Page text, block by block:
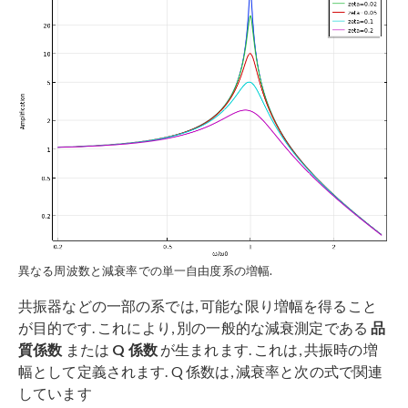
異なる周波数と減衰率での単一自由度系の増幅.
共振器などの一部の系では, 可能な限り増幅を得ること
が目的です. これにより, 別の一般的な減衰測定である品
質係数 または Q 係数が生まれます. これは, 共振時の増
幅として定義されます. Q 係数は, 減衰率と次の式で関連
しています